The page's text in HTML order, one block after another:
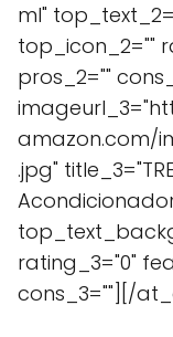
ml"
top_icon_2=""
pros_2=""
amazon.com/
.jpg"
rating_3="0"
cons_3=""][/